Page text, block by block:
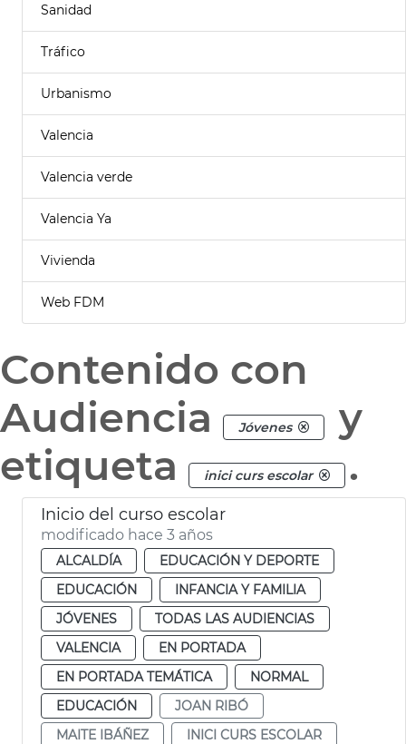
Sanidad
Tráfico
Urbanismo
Valencia
Valencia verde
Valencia Ya
Vivienda
Web FDM
Contenido con
Audiencia
Jóvenes
y
etiqueta
inici curs escolar .
Inicio del curso escolar
modificado hace 3 años
ALCALDÍA
EDUCACIÓN Y DEPORTE
EDUCACIÓN
INFANCIA Y FAMILIA
JÓVENES
TODAS LAS AUDIENCIAS
VALENCIA
EN PORTADA
EN PORTADA TEMÁTICA
NORMAL
EDUCACIÓN
JOAN RIBÓ
MAITE IBÁÑEZ
INICI CURS ESCOLAR